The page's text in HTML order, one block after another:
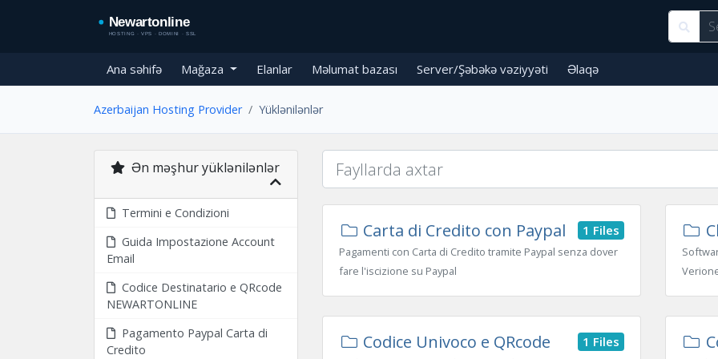
Ana səhifə Mağaza Elanlar Məlumat bazası Server/Şəbəkə vəziyyəti Əlaqə
Azerbaijan Hosting Provider Yüklənilənlər
Ən məşhur yüklənilənlər
Termini e Condizioni
Guida Impostazione Account
Email
Codice Destinatario e QRcode
NEWARTONLINE
Pagamento Paypal Carta di
Credito
Carta di Credito con Paypal 1 Files
Pagamenti con Carta di Credito tramite Paypal senza dover
fare l'iscizione su Paypal
Codice Univoco e QRcode 1 Files